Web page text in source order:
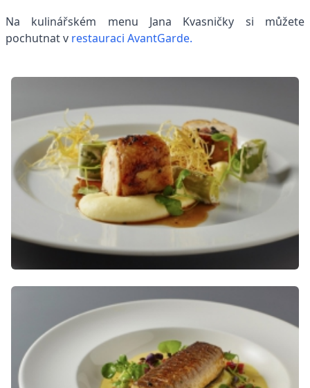
Na kulinářském menu Jana Kvasničky si můžete
pochutnat v restauraci AvantGarde.